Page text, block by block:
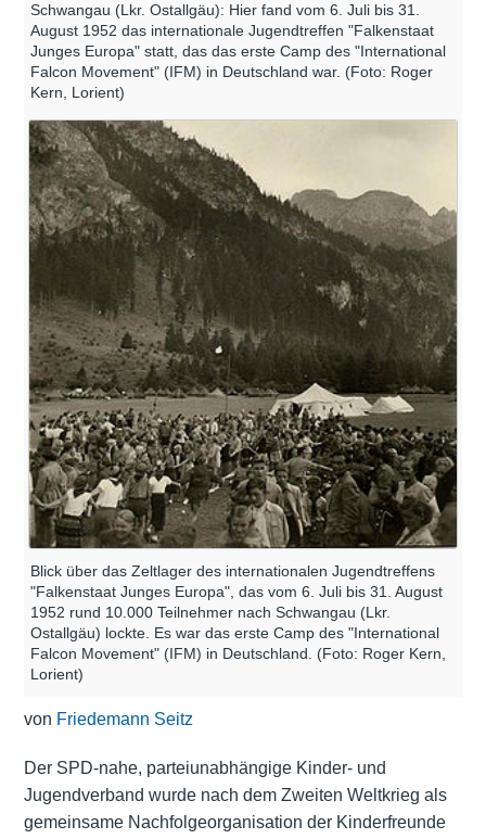
Schwangau (Lkr. Ostallgäu): Hier fand vom 6. Juli bis 31.
August 1952 das internationale Jugendtreffen "Falkenstaat
Junges Europa" statt, das das erste Camp des "International
Falcon Movement" (IFM) in Deutschland war. (Foto: Roger
Kern, Lorient)
Blick über das Zeltlager des internationalen Jugendtreffens
"Falkenstaat Junges Europa", das vom 6. Juli bis 31. August
1952 rund 10.000 Teilnehmer nach Schwangau (Lkr.
Ostallgäu) lockte. Es war das erste Camp des "International
Falcon Movement" (IFM) in Deutschland. (Foto: Roger Kern,
Lorient)
von Friedemann Seitz
Der SPD-nahe, parteiunabhängige Kinder- und
Jugendverband wurde nach dem Zweiten Weltkrieg als
gemeinsame Nachfolgeorganisation der Kinderfreunde